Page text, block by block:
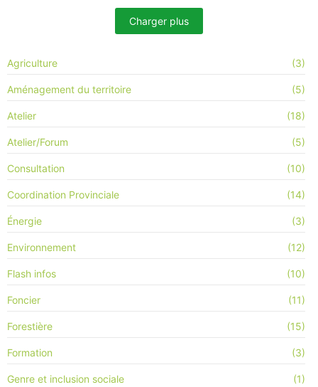
Charger plus
Agriculture (3)
Aménagement du territoire (5)
Atelier (18)
Atelier/Forum (5)
Consultation (10)
Coordination Provinciale (14)
Énergie (3)
Environnement (12)
Flash infos (10)
Foncier (11)
Forestière (15)
Formation (3)
Genre et inclusion sociale (1)